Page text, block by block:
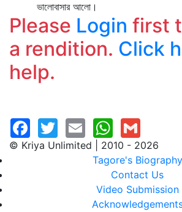
ভালোবাসার আলো।
Please Login first
a rendition. Click
help.
© Kriya Unlimited | 2010 - 2026
Tagore's Biography
Contact Us
Video Submission